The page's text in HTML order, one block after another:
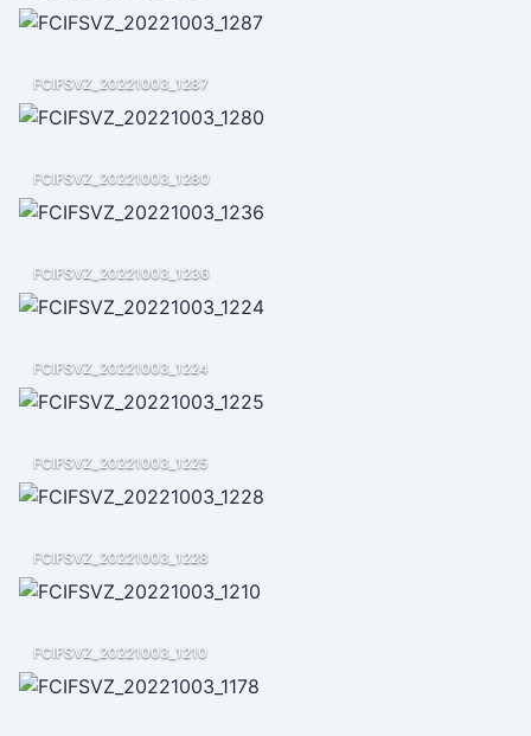
FCIFSVZ_20221003_1287
FCIFSVZ_20221003_1280
FCIFSVZ_20221003_1236
FCIFSVZ_20221003_1224
FCIFSVZ_20221003_1225
FCIFSVZ_20221003_1228
FCIFSVZ_20221003_1210